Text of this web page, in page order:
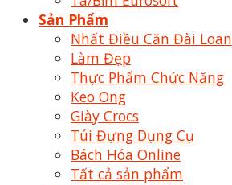
Sản Phẩm
Nhất Điều Căn Đài Loan
Làm Đẹp
Thực Phẩm Chức Năng
Keo Ong
Giày Crocs
Túi Đựng Dụng Cụ
Bách Hóa Online
Tất cả sản phẩm